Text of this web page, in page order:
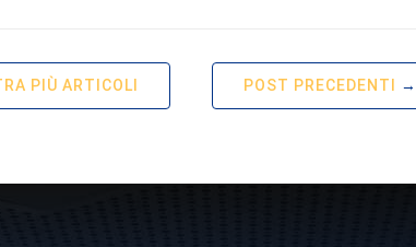
PIÙ ARTICOLI POST PRECEDENTI